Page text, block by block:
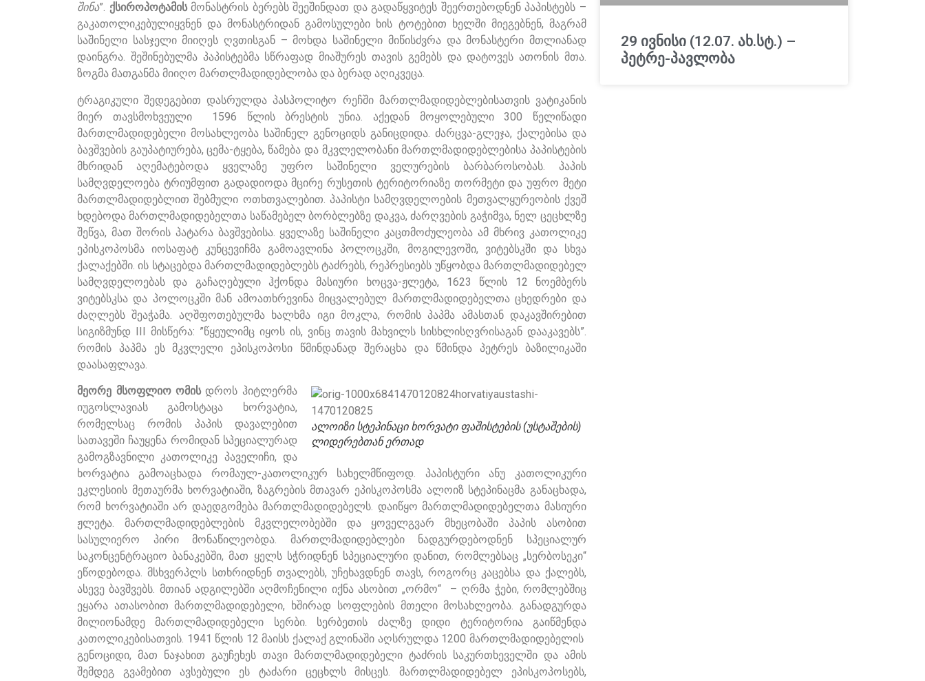
შინა”. ქსიროპოტამისმონასტრის ბერებს შეეშინდათ და გადაწყვიტეს შეერთებოდნენ პაპისტებს –
გაკათოლიკებულიყვნენ და მონასტრიდან გამოსულები ხის ტოტებით ხელში მიეგებნენ, მაგრამ
საშინელი სასჯელი მიიღეს ღვთისგან – მოხდა საშინელი მიწისძვრა და მონასტერი მთლიანად
დაინგრა. შეშინებულმა პაპისტებმა სწრაფად მიაშურეს თავის გემებს და დატოვეს ათონის მთა.
ზოგმა მათგანმა მიიღო მართლმადიდებლობა და ბერად აღიკვეცა.
ტრაგიკული შედეგებით დასრულდა პასპოლიტო რეჩში მართლმადიდებლებისათვის ვატიკანის
მიერ თავსმოხვეული 1596 წლის ბრესტის უნია. აქედან მოყოლებული 300 წელიწადი
მართლმადიდებელი მოსახლეობა საშინელ გენოციდს განიცდიდა. ძარცვა-გლეჯა, ქალებისა და
ბავშვების გაუპატიურება, ცემა-ტყება, წამება და მკვლელობანი მართლმადიდებლებისა პაპისტების
მხრიდან აღემატებოდა ყველაზე უფრო საშინელი ველურების ბარბაროსობას. პაპის
სამღვდელოება ტრიუმფით გადადიოდა მცირე რუსეთის ტერიტორიაზე თორმეტი და უფრო მეტი
მართლმადიდებლით შებმული ოთხთვალებით. პაპისტი სამღვდელოების მეთვალყურეობის ქვეშ
ხდებოდა მართლმადიდებელთა საწამებელ ბორბლებზე დაკვა, ძარღვების გაჭიმვა, ნელ ცეცხლზე
შეწვა, მათ შორის პატარა ბავშვებისა. ყველაზე საშინელი კაცთმოძულეობა ამ მხრივ კათოლიკე
ეპისკოპოსმა იოსაფატ კუნცევიჩმა გამოავლინა პოლოცკში, მოგილევოში, ვიტებსკში და სხვა
ქალაქებში. ის სტაცებდა მართლმადიდებლებს ტაძრებს, რეპრესიებს უწყობდა მართლმადიდებელ
სამღვდელოებას და გაჩაღებული ჰქონდა მასიური ხოცვა-ჟლეტა, 1623 წლის 12 ნოემბერს
ვიტებსკსა და პოლოცკში მან ამოათხრევინა მიცვალებულ მართლმადიდებელთა ცხედრები და
ძაღლებს შეაჭამა. აღშფოთებულმა ხალხმა იგი მოკლა, რომის პაპმა ამასთან დაკავშირებით
სიგიზმუნდ III მისწერა: ”წყეულიმც იყოს ის, ვინც თავის მახვილს სისხლისღვრისაგან დააკავებს”.
რომის პაპმა ეს მკვლელი ეპისკოპოსი წმინდანად შერაცხა და წმინდა პეტრეს ბაზილიკაში
დაასაფლავა.
ალოიზი სტეპინაცი ხორვატი ფაშისტების (უსტაშების)
ლიდერებთან ერთად
მეორე მსოფლიო ომისდროს ჰიტლერმა
იუგოსლავიას გამოსტაცა ხორვატია,
რომელსაც რომის პაპის დავალებით
სათავეში ჩაუყენა რომიდან სპეციალურად
გამოგზავნილი კათოლიკე პაველიჩი, და
ხორვატია გამოაცხადა რომაულ-კათოლიკურ სახელმწიფოდ. პაპისტური ანუ კათოლიკური
ეკლესიის მეთაურმა ხორვატიაში, ზაგრების მთავარ ეპისკოპოსმა ალოიზ სტეპინაცმა განაცხადა,
რომ ხორვატიაში არ დაედგომება მართლმადიდებელს. დაიწყო მართლმადიდებელთა მასიური
ჟლეტა. მართლმადიდებლების მკვლელობებში და ყოველგვარ მხეცობაში პაპის ასობით
სასულიერო პირი მონაწილეობდა. მართლმადიდებლები ნადგურდებოდნენ სპეციალურ
საკონცენტრაციო ბანაკებში, მათ ყელს სჭრიდნენ სპეციალური დანით, რომლებსაც „სერბოსეკი“
ეწოდებოდა. მსხვერპლს სთხრიდნენ თვალებს, უჩეხავდნენ თავს, როგორც კაცებსა და ქალებს,
ასევე ბავშვებს. მთიან ადგილებში აღმოჩენილი იქნა ასობით „ორმო“ – ღრმა ჭები, რომლებშიც
ეყარა ათასობით მართლმადიდებელი, ხშირად სოფლების მთელი მოსახლეობა. განადგურდა
მილიონამდე მართლმადიდებელი სერბი. სერბეთის ძალზე დიდი ტერიტორია გაიწმენდა
კათოლიკებისათვის. 1941 წლის 12 მაისს ქალაქ გლინაში აღსრულდა 1200 მართლმადიდებელის
გენოციდი, მათ ნაჯახით გაუჩეხეს თავი მართლმადიდებელი ტაძრის საკურთხეველში და ამის
შემდეგ გვამებით ავსებული ეს ტაძარი ცეცხლს მისცეს. მართლმადიდებელ ეპისკოპოსებს,
29 ივნისი (12.07. ახ.სტ.) –
პეტრე-პავლობა